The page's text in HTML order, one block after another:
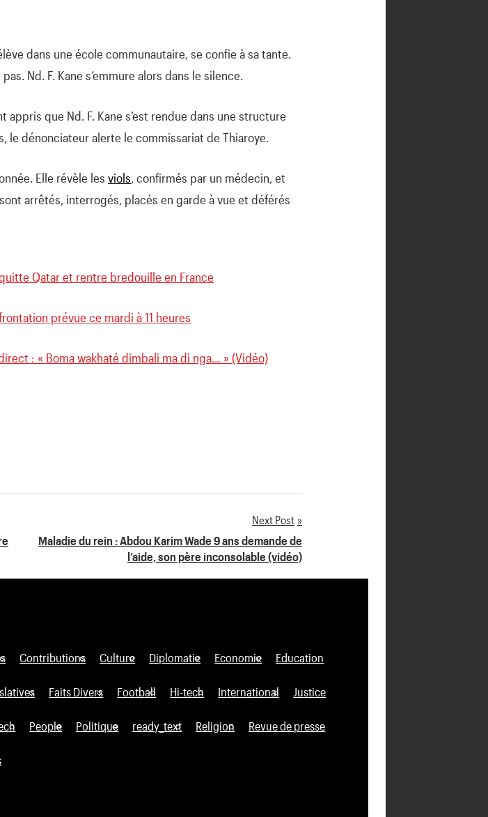
dans une école communautaire, se confie à sa tante.
Nd. F. Kane s’emmure alors dans le silence.
appris que Nd. F. Kane s’est rendue dans une structure
dénonciateur alerte le commissariat de Thiaroye.
Elle révèle les viols, confirmés par un médecin, et
arrêtés, interrogés, placés en garde à vue et déférés
Qatar et rentre bredouille en France
prévue ce mardi à 11 heures
: « Boma wakhaté dimbali ma di nga… » (Vidéo)
Next Post
Maladie du rein : Abdou Karim Wade 9 ans demande de
l’aide, son père inconsolable (vidéo)
Contributions Culture Diplomatie Economie Education
Faits Divers Football Hi-tech International Justice
People Politique ready_text Religion Revue de presse